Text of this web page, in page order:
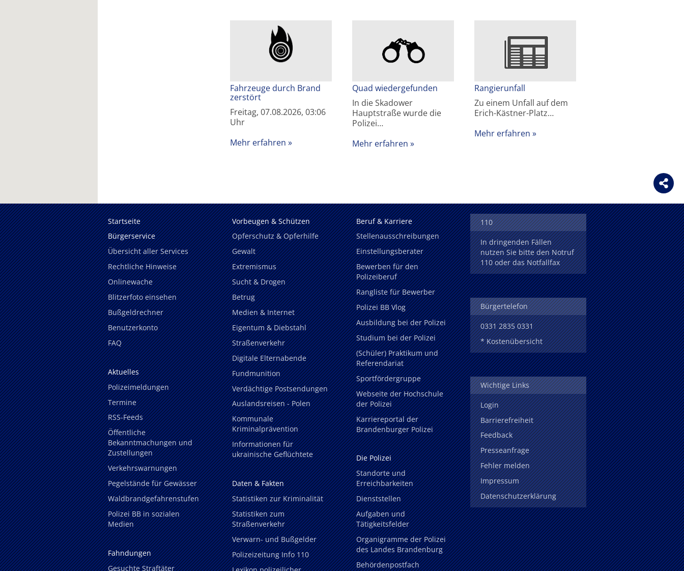
Fahrzeuge durch Brand
zerstört
Freitag, 07.08.2026, 03:06
Uhr
Mehr erfahren
Quad wiedergefunden
In die Skadower
Hauptstraße wurde die
Polizei…
Mehr erfahren
Rangierunfall
Zu einem Unfall auf dem
Erich-Kästner-Platz…
Mehr erfahren
Startseite
Bürgerservice
Übersicht aller Services
Rechtliche Hinweise
Onlinewache
Blitzerfoto einsehen
Bußgeldrechner
Benutzerkonto
FAQ
Aktuelles
Polizeimeldungen
Termine
RSS-Feeds
Öffentliche
Bekanntmachungen und
Zustellungen
Verkehrswarnungen
Pegelstände für Gewässer
Waldbrandgefahrenstufen
Polizei BB in sozialen
Medien
Fahndungen
Gesuchte Straftäter
Vorbeugen & Schützen
Opferschutz & Opferhilfe
Gewalt
Extremismus
Sucht & Drogen
Betrug
Medien & Internet
Eigentum & Diebstahl
Straßenverkehr
Digitale Elternabende
Fundmunition
Verdächtige Postsendungen
Auslandsreisen - Polen
Kommunale
Kriminalprävention
Informationen für
ukrainische Geflüchtete
Daten & Fakten
Statistiken zur Kriminalität
Statistiken zum
Straßenverkehr
Verwarn- und Bußgelder
Polizeizeitung Info 110
Beruf & Karriere
Stellenausschreibungen
Einstellungsberater
Bewerben für den
Polizeiberuf
Rangliste für Bewerber
Polizei BB Vlog
Ausbildung bei der Polizei
Studium bei der Polizei
(Schüler) Praktikum und
Referendariat
Sportfördergruppe
Webseite der Hochschule
der Polizei
Karriereportal der
Brandenburger Polizei
Die Polizei
Standorte und
Erreichbarkeiten
Dienststellen
Aufgaben und
Tätigkeitsfelder
Organigramme der Polizei
des Landes Brandenburg
Behördenpostfach
110
In dringenden Fällen
nutzen Sie bitte den Notruf
110 oder das Notfallfax
Bürgertelefon
0331 2835 0331
* Kostenübersicht
Wichtige Links
Login
Barrierefreiheit
Feedback
Presseanfrage
Fehler melden
Impressum
Datenschutzerklärung